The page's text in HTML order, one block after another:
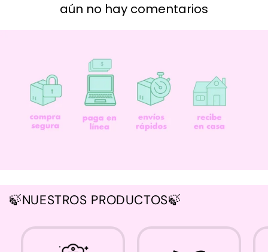
aún no hay comentarios
🍃NUESTROS PRODUCTOS🍃